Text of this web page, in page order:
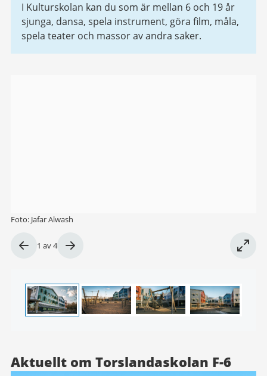
I Kulturskolan kan du som är mellan 6 och 19 år
sjunga, dansa, spela instrument, göra film, måla,
spela teater och massor av andra saker.
Bild
4
1 av4
Foto: Jafar Alwash
Aktuellt om Torslandaskolan F-6